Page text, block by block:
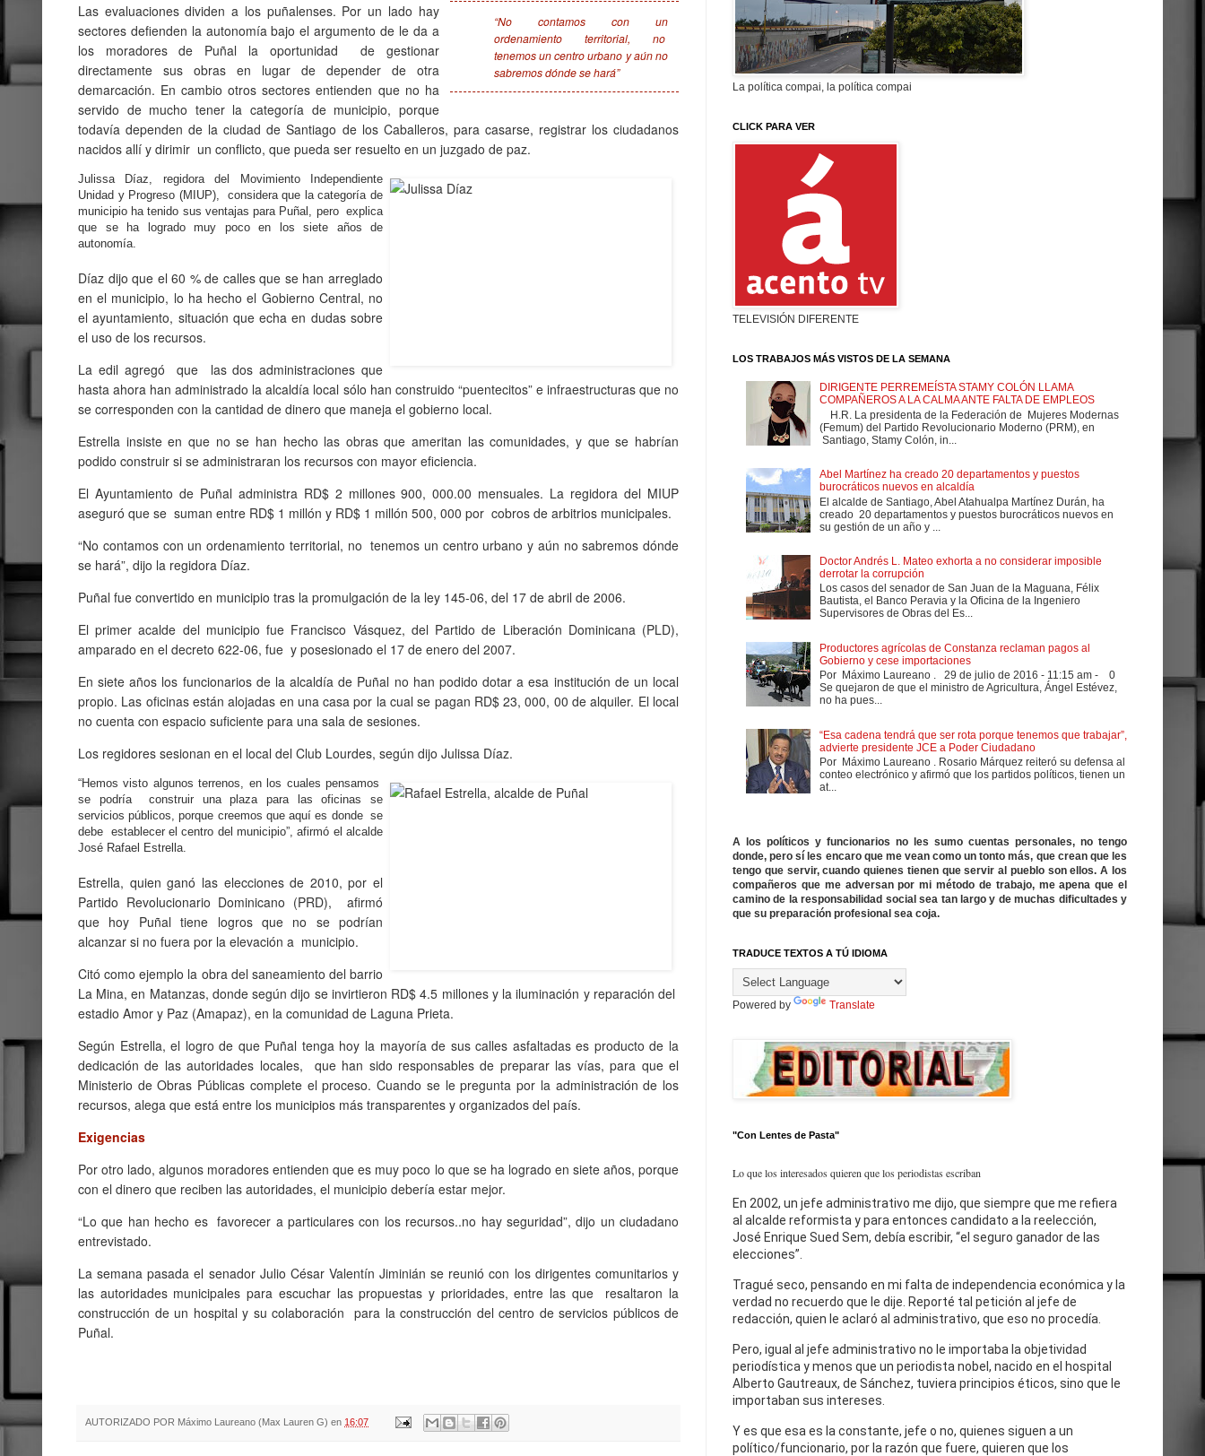
“No contamos con un
ordenamiento territorial, no
tenemos un centro urbano y aún no
sabremos dónde se hará”
Las evaluaciones dividen a los puñalenses. Por un lado hay
sectores defienden la autonomía bajo el argumento de le da a
los moradores de Puñal la oportunidad de gestionar
directamente sus obras en lugar de depender de otra
demarcación. En cambio otros sectores entienden que no ha
servido de mucho tener la categoría de municipio, porque
todavía dependen de la ciudad de Santiago de los Caballeros, para casarse, registrar los ciudadanos
nacidos allí y dirimir un conflicto, que pueda ser resuelto en un juzgado de paz.
Julissa Díaz, regidora del Movimiento Independiente
Unidad y Progreso (MIUP), considera que la categoría de
municipio ha tenido sus ventajas para Puñal, pero explica
que se ha logrado muy poco en los siete años de
autonomía.
Díaz dijo que el 60 % de calles que se han arreglado
en el municipio, lo ha hecho el Gobierno Central, no
el ayuntamiento, situación que echa en dudas sobre
el uso de los recursos.
La edil agregó que las dos administraciones que
hasta ahora han administrado la alcaldía local sólo han construido “puentecitos” e infraestructuras que no
se corresponden con la cantidad de dinero que maneja el gobierno local.
Estrella insiste en que no se han hecho las obras que ameritan las comunidades, y que se habrían
podido construir si se administraran los recursos con mayor eficiencia.
El Ayuntamiento de Puñal administra RD$ 2 millones 900, 000.00 mensuales. La regidora del MIUP
aseguró que se suman entre RD$ 1 millón y RD$ 1 millón 500, 000 por cobros de arbitrios municipales.
“No contamos con un ordenamiento territorial, no tenemos un centro urbano y aún no sabremos dónde
se hará”, dijo la regidora Díaz.
Puñal fue convertido en municipio tras la promulgación de la ley 145-06, del 17 de abril de 2006.
El primer acalde del municipio fue Francisco Vásquez, del Partido de Liberación Dominicana (PLD),
amparado en el decreto 622-06, fue y posesionado el 17 de enero del 2007.
En siete años los funcionarios de la alcaldía de Puñal no han podido dotar a esa institución de un local
propio. Las oficinas están alojadas en una casa por la cual se pagan RD$ 23, 000, 00 de alquiler. El local
no cuenta con espacio suficiente para una sala de sesiones.
Los regidores sesionan en el local del Club Lourdes, según dijo Julissa Díaz.
“Hemos visto algunos terrenos, en los cuales pensamos
se podría construir una plaza para las oficinas se
servicios públicos, porque creemos que aquí es donde se
debe establecer el centro del municipio”, afirmó el alcalde
José Rafael Estrella.
Estrella, quien ganó las elecciones de 2010, por el
Partido Revolucionario Dominicano (PRD), afirmó
que hoy Puñal tiene logros que no se podrían
alcanzar si no fuera por la elevación a municipio.
Citó como ejemplo la obra del saneamiento del barrio
La Mina, en Matanzas, donde según dijo se invirtieron RD$ 4.5 millones y la iluminación y reparación del
estadio Amor y Paz (Amapaz), en la comunidad de Laguna Prieta.
Según Estrella, el logro de que Puñal tenga hoy la mayoría de sus calles asfaltadas es producto de la
dedicación de las autoridades locales, que han sido responsables de preparar las vías, para que el
Ministerio de Obras Públicas complete el proceso. Cuando se le pregunta por la administración de los
recursos, alega que está entre los municipios más transparentes y organizados del país.
Exigencias
Por otro lado, algunos moradores entienden que es muy poco lo que se ha logrado en siete años, porque
con el dinero que reciben las autoridades, el municipio debería estar mejor.
“Lo que han hecho es favorecer a particulares con los recursos..no hay seguridad”, dijo un ciudadano
entrevistado.
La semana pasada el senador Julio César Valentín Jiminián se reunió con los dirigentes comunitarios y
las autoridades municipales para escuchar las propuestas y prioridades, entre las que resaltaron la
construcción de un hospital y su colaboración para la construcción del centro de servicios públicos de
Puñal.
AUTORIZADO POR Máximo Laureano (Max Lauren G) en 16:07
La política compai, la política compai
CLICK PARA VER
TELEVISIÓN DIFERENTE
LOS TRABAJOS MÁS VISTOS DE LA SEMANA
DIRIGENTE PERREMEÍSTA STAMY COLÓN LLAMA
COMPAÑEROS A LA CALMA ANTE FALTA DE EMPLEOS
H.R. La presidenta de la Federación de Mujeres Modernas
(Femum) del Partido Revolucionario Moderno (PRM), en
Santiago, Stamy Colón, in...
Abel Martínez ha creado 20 departamentos y puestos
burocráticos nuevos en alcaldía
El alcalde de Santiago, Abel Atahualpa Martínez Durán, ha
creado 20 departamentos y puestos burocráticos nuevos en
su gestión de un año y ...
Doctor Andrés L. Mateo exhorta a no considerar imposible
derrotar la corrupción
Los casos del senador de San Juan de la Maguana, Félix
Bautista, el Banco Peravia y la Oficina de la Ingeniero
Supervisores de Obras del Es...
Productores agrícolas de Constanza reclaman pagos al
Gobierno y cese importaciones
Por Máximo Laureano . 29 de julio de 2016 - 11:15 am - 0
Se quejaron de que el ministro de Agricultura, Ángel Estévez,
no ha pues...
“Esa cadena tendrá que ser rota porque tenemos que trabajar”,
advierte presidente JCE a Poder Ciudadano
Por Máximo Laureano . Rosario Márquez reiteró su defensa al
conteo electrónico y afirmó que los partidos políticos, tienen un
at...
A los políticos y funcionarios no les sumo cuentas personales, no tengo
donde, pero sí les encaro que me vean como un tonto más, que crean que les
tengo que servir, cuando quienes tienen que servir al pueblo son ellos. A los
compañeros que me adversan por mi método de trabajo, me apena que el
camino de la responsabilidad social sea tan largo y de muchas dificultades y
que su preparación profesional sea coja.
TRADUCE TEXTOS A TÚ IDIOMA
Powered by Translate
"Con Lentes de Pasta"
Lo que los interesados quieren que los periodistas escriban
En 2002, un jefe administrativo me dijo, que siempre que me refiera
al alcalde reformista y para entonces candidato a la reelección,
José Enrique Sued Sem, debía escribir, “el seguro ganador de las
elecciones”.
Tragué seco, pensando en mi falta de independencia económica y la
verdad no recuerdo que le dije. Reporté tal petición al jefe de
redacción, quien le aclaró al administrativo, que eso no procedía.
Pero, igual al jefe administrativo no le importaba la objetividad
periodística y menos que un periodista nobel, nacido en el hospital
Alberto Gautreaux, de Sánchez, tuviera principios éticos, sino que le
importaban sus intereses.
Y es que esa es la constante, jefe o no, quienes siguen a un
político/funcionario, por la razón que fuere, quieren que los